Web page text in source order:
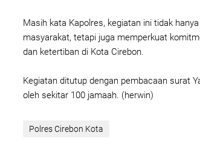
Masih kata Kapolres, kegiatan ini tidak
masyarakat, tetapi juga memperkuat
dan ketertiban di Kota Cirebon.
Kegiatan ditutup dengan pembacaan surat
oleh sekitar 100 jamaah. (herwin)
Polres Cirebon Kota